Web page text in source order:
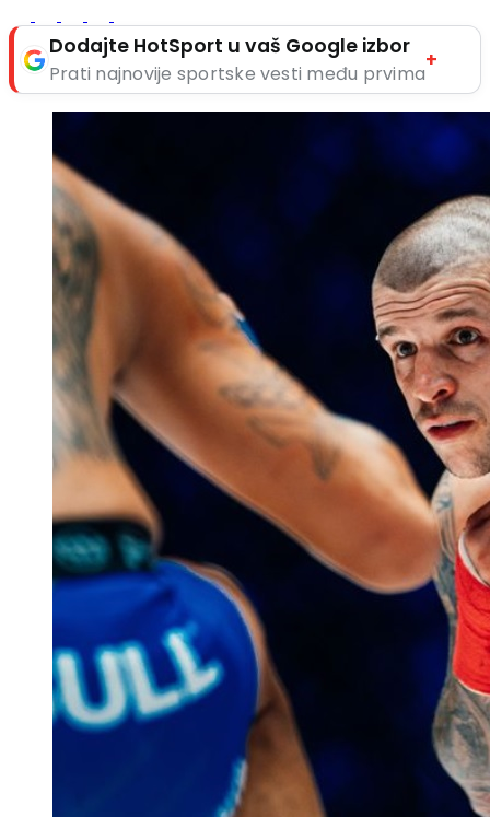
Dodajte HotSport u vaš Google izbor
Prati najnovije sportske vesti među prvima
+